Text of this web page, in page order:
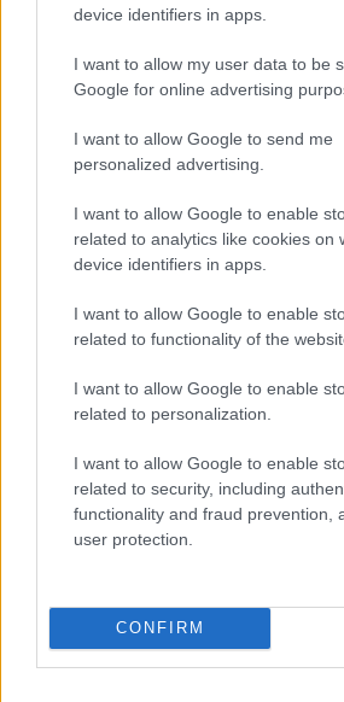
device identifiers in apps.
I want to allow my user data to be
Google for online advertising
I want to allow Google to send me
personalized advertising.
I want to allow Google to enable
related to analytics like cookies on
device identifiers in apps.
I want to allow Google to enable
related to functionality of the
I want to allow Google to enable
related to personalization.
I want to allow Google to enable
related to security, including
functionality and fraud prevention,
user protection.
CONFIRM
A pályázat további részletei
beküldési határidő stb.)itt
Ajánlott bejegyzések:
Jön a Re:Verzió a
Grúz film nyerte meg
Filmfesztivál fődíját
Kedden kezdődik a